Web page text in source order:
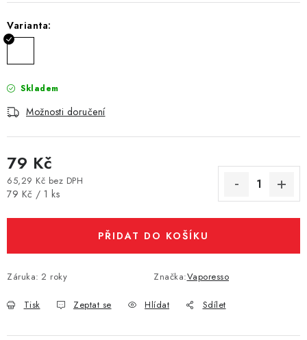
Kontakty
Varianta:
Skladem
Možnosti doručení
79 Kč
65,29 Kč bez DPH
Měrná cena:
79 Kč / 1 ks
PŘIDAT DO KOŠÍKU
Záruka: 2 roky Značka:Vaporesso
Tisk Zeptat se Hlídat Sdílet